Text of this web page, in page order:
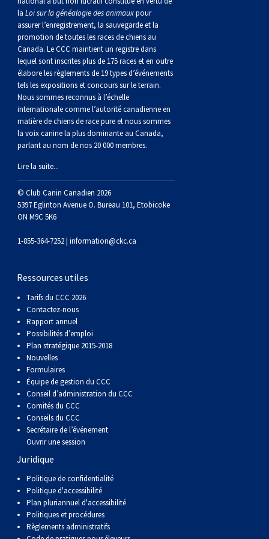
Berger anglais
Berger polonais de plaine
Berger portugais
Puli
Schapendoes néerlandais
Chien d’eau espagnol
Vallhund suédois
Corgi gallois (Cardigan)
Corgi gallois (Pembroke)
Pumi
Lapphund suédois
Chien Ibizan
Lévrier irlandais
Norrbottenspets
Elkhound norvégien
Lundehund norvégien
Petit basset griffon vendéen
Pharaoh Hound
Rhodesian ridgeback
Lévrier persan
Shikoku
Whippet
Chien nu du Pérou (Perro Sin Pelo Del Peru)
Terrier tibétain
Xoloitzcuintli (moyen)
Xoloïtzcuintli (standard)
Setter irlandais
Épagneul cocker américain
Épagneul d’eau américain
Épagneul bleu de Picardie
Épagneul breton
Épagneul cocker anglais
Épagneul springer anglais
Épagneul des champs
Épagneul français
Épagneul d’eau irlandais
Épagneul Sussex
Épagneul springer gallois
Spinone italiano
Vizsla à poil lisse
Vizsla à poil dur
Terrier de Norwich
Terrier du révérend Russell
Terrier chasseur de rat
Terrier Russell
Schnauzer (nain)
Terrier Sealyham
Terrier Skye
Terrier wheaten à poil doux
Bull terrier du Staffordshire
Terrier gallois
Terrier blanc du West Highland
Caniche (nain)
Carlin
Petit chien russe
Terrier à poil soyeux
Fox terrier miniature
Xoloitzcuintli (nain)
Terrier du Yorkshire
Grand bouvier suisse
Chien du Groenland
Hovawart
Chien d’ours de Carélie
Komondor
Leonberger
Mastiff
Mâtin napolitain
Terre-Neuve
Chien d’eau portugais
Rottweiler
Samoyède
Schnauzer (géant)
Schnauzer (standard)
Husky sibérien
Top Dogs
la Loi sur la généalogie des animauxpour
assurer l’enregistrement, la sauvegarde et la
promotion de toutes les races de chiens au
Canada. Le CCC maintient un registre dans
lequel sont inscrites plus de 175 races et en outre
élabore les règlements de 19 types d’événements
tels les expositions et concours sur le terrain.
Nous sommes reconnus à l’échelle
internationale comme l’autorité canadienne en
matière de chiens de race pure et nous sommes
la voix canine la plus dominante au Canada,
parlant au nom de nos 20 000 membres.
Lire la suite...
© Club Canin Canadien 2026
5397 Eglinton Avenue O. Bureau 101, Etobicoke
ON M9C 5K6
1-855-364-7252 | information@ckc.ca
Ressources utiles
Tarifs du CCC 2026
Contactez-nous
Rapport annuel
Possibilités d’emploi
Plan stratégique 2015-2018
Nouvelles
Formulaires
Équipe de gestion du CCC
Conseil d’administration du CCC
Comités du CCC
Conseils du CCC
Secrétaire de l’événement
Ouvrir une session
Juridique
Politique de confidentialité
Politique d'accessibilité
Plan pluriannuel d'accessibilité
Politiques et procédures
Règlements administratifs